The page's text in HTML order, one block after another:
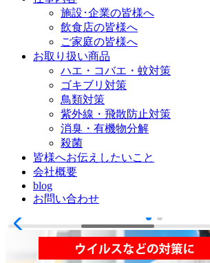
施設･企業の皆様へ
飲食店の皆様へ
ご家庭の皆様へ
お取り扱い商品
ハエ・コバエ・蚊対策
ゴキブリ対策
鳥類対策
紫外線・飛散防止対策
消臭・有機物分解
殺菌
皆様へお伝えしたいこと
会社概要
blog
お問い合わせ